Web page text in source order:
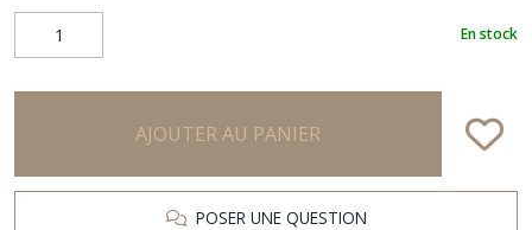
En stock
AJOUTER AU PANIER
POSER UNE QUESTION